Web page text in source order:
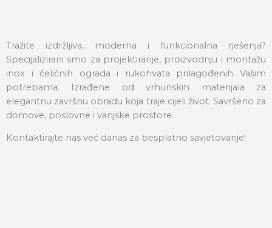
Tražite izdržljiva, moderna i funkcionalna rješenja?
Specijalizirani smo za projektiranje, proizvodnju i montažu
inox i čeličnih ograda i rukohvata prilagođenih Vašim
potrebama. Izrađene od vrhunskih materijala za
elegantnu završnu obradu koja traje cijeli život. Savršeno za
domove, poslovne i vanjske prostore.
Kontaktirajte nas već danas za besplatno savjetovanje!